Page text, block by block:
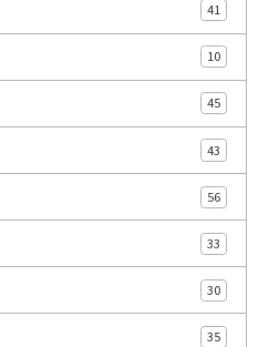
41
10
45
43
56
33
30
35